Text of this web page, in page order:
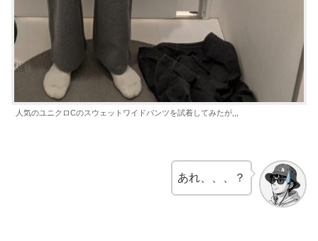
人気のユニクロCのスウェットワイドパンツを試着してみたが,,,
あれ、、、？